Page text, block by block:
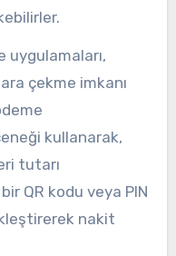
çekme imkanı
kullanarak,
tutarı
QR kodu veya PIN
nakit